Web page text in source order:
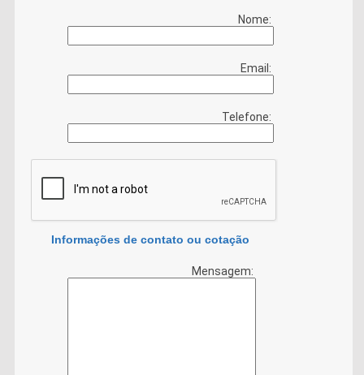
Nome:
Email:
Telefone:
Informações de contato ou cotação
Mensagem: